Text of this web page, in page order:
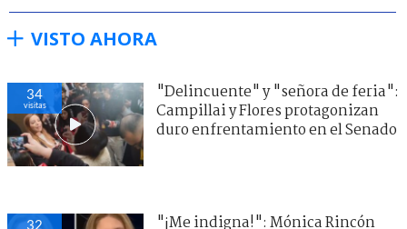
VISTO AHORA
34
visitas
"Delincuente" y "señora de feria":
Campillai y Flores protagonizan
duro enfrentamiento en el Senado
32
"¡Me indigna!": Mónica Rincón